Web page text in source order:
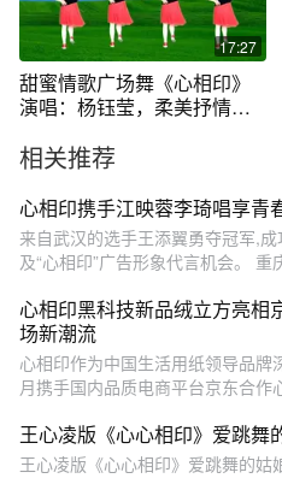
17:27
甜蜜情歌广场舞《心相印》
演唱：杨钰莹，柔美抒情好
相关推荐
心相印携手江映蓉李琦唱享青
来自武汉的选手王添翼勇夺冠军,
及“心相印”广告形象代言机会。 重
心相印黑科技新品绒立方亮相
场新潮流
心相印作为中国生活用纸领导品牌
月携手国内品质电商平台京东合作
王心凌版《心心相印》爱跳舞
王心凌版《心心相印》爱跳舞的姑